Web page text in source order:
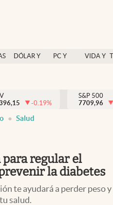
DÓLAR Y
PC Y
VIDA Y
México
-0.19%
S&P 500
7709,96
Salud
regular el
la diabetes
te ayudará a perder peso y
salud.